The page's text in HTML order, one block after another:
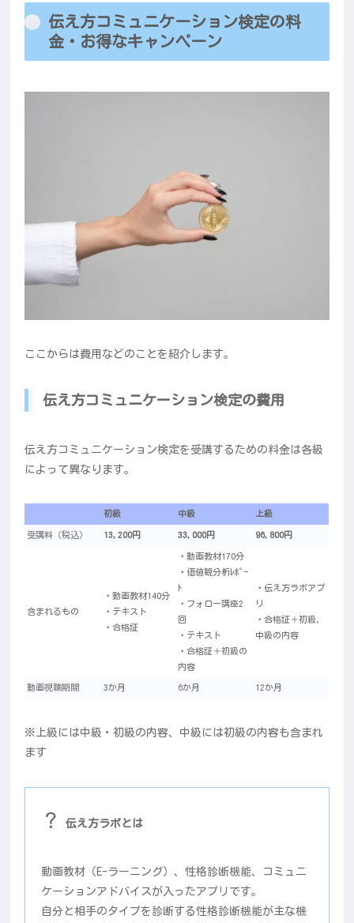
伝え方コミュニケーション検定の料
金・お得なキャンペーン
ここからは費用などのことを紹介します。
伝え方コミュニケーション検定の費用
伝え方コミュニケーション検定を受講するための料金は各級
によって異なります。
初級 中級 上級
受講料（税込） 13,200円 33,000円 96,800円
含まれるもの
・動画教材140分
・テキスト
・合格証
・動画教材170分
・価値観分析ﾚﾎﾟｰ
ﾄ
・フォロー講座2
回
・テキスト
・合格証＋初級の
内容
・伝え方ラボアプ
リ
・合格証＋初級、
中級の内容
動画視聴期間 3か月 6か月 12か月
※上級には中級・初級の内容、中級には初級の内容も含まれ
ます
？ 伝え方ラボとは
動画教材（E-ラーニング）、性格診断機能、コミュニ
ケーションアドバイスが入ったアプリです。
自分と相手のタイプを診断する性格診断機能が主な機